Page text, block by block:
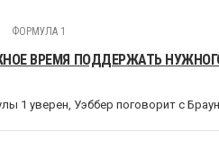
ФОРМУЛА 1
ВРЕМЯ ПОДДЕРЖАТЬ
1 уверен, Уэббер поговорит с